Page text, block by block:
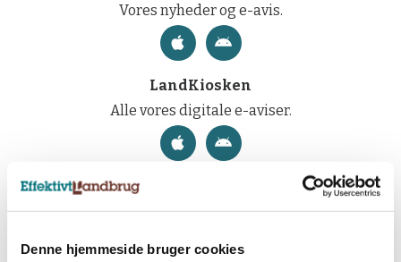
Denne hjemmeside bruger cookies
Vores nyheder og e-avis.
LandKiosken
Alle vores digitale e-aviser.
Tilmeld dig et af vores nyhedsbreve, og få